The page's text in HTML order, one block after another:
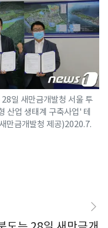
일 새만금개발청 서울 투
산업 생태계 구축사업' 테
만금개발청 제공)2020.7.